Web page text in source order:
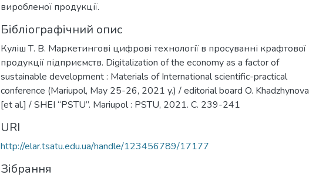
виробленої продукції.
Бібліографічний опис
Куліш Т. В. Маркетингові цифрові технології в просуванні крафтової
продукції підприємств. Digitalization of the economy as a factor of
sustainable development : Materials of International scientific-practical
conference (Mariupol, May 25-26, 2021 y.) / editorial board O. Khadzhynova
[et al.] / SHEI “PSTU”. Mariupol : PSTU, 2021. С. 239-241
URI
http://elar.tsatu.edu.ua/handle/123456789/17177
Зібрання